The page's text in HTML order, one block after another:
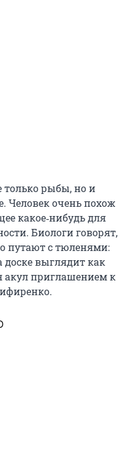
только рыбы, но и
Человек очень похож
какое‑нибудь для
Биологи говорят,
путают с тюленями:
доске выглядит как
акул приглашением к